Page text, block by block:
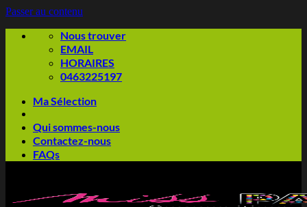
Passer au contenu
Nous trouver
EMAIL
HORAIRES
0463225197
Ma Sélection
Qui sommes-nous
Contactez-nous
FAQs